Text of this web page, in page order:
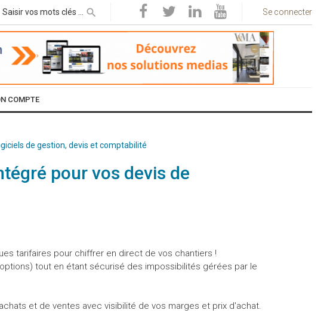
Se connecter
COMPTE
de gestion, devis et comptabilité
pour vos devis de
tarifaires pour chiffrer en direct de vos chantiers !
tout en étant sécurisé des impossibilités gérées par le
et de ventes avec visibilité de vos marges et prix d'achat.